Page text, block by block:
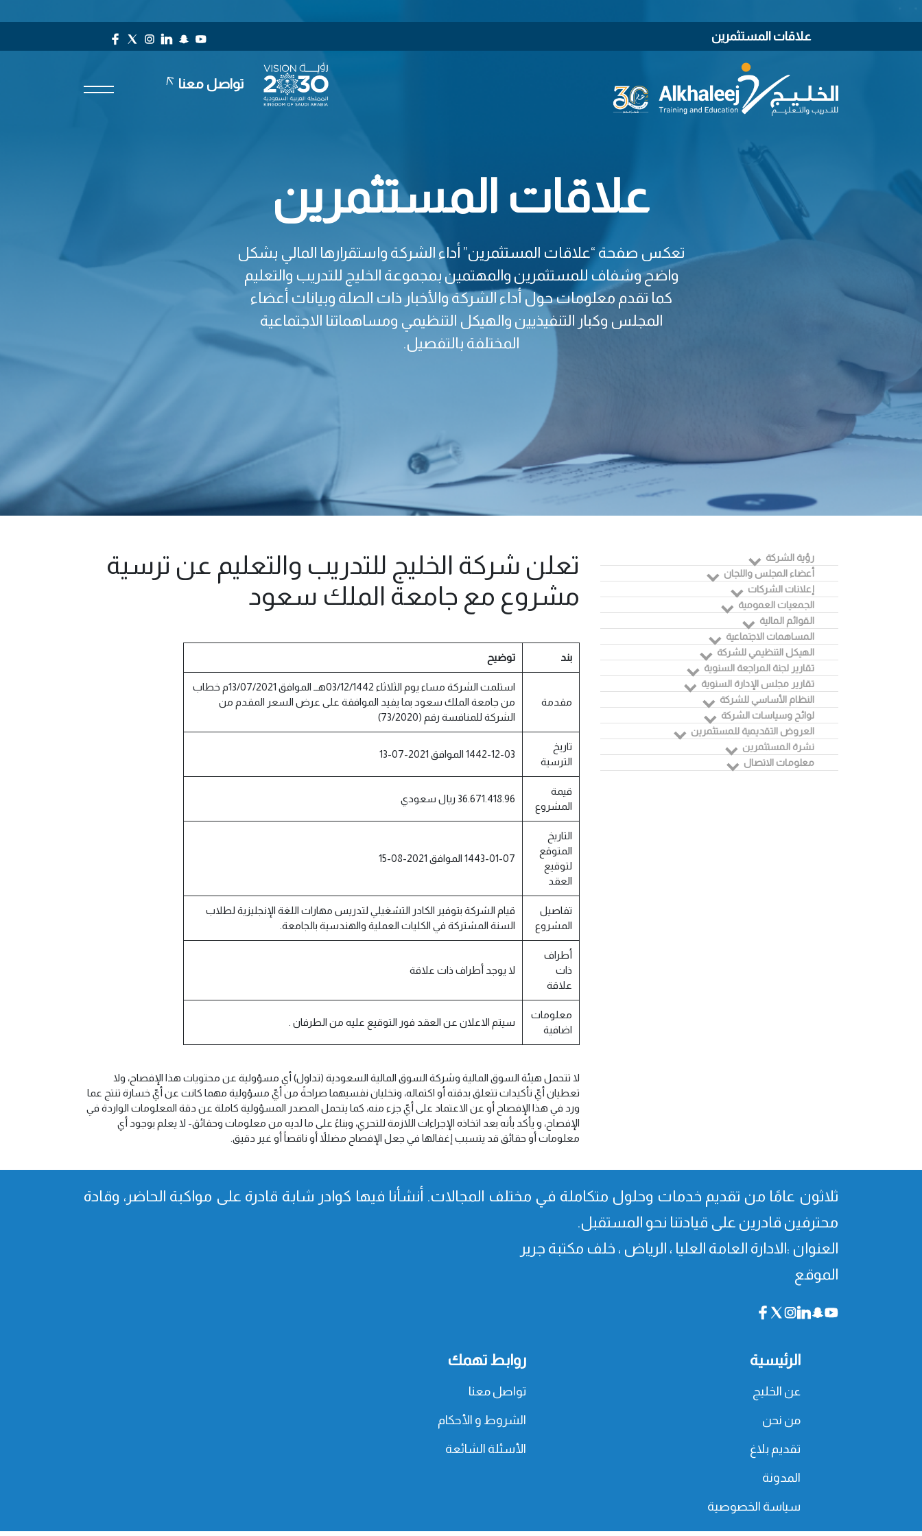
علاقات المستثمرين
تواصل معنا
علاقات المستثمرين
تعكس صفحة “علاقات المستثمرين” أداء الشركة واستقرارها المالي بشكل
واضح وشفاف للمستثمرين والمهتمين بمجموعة الخليج للتدريب والتعليم
كما تقدم معلومات حول أداء الشركة والأخبار ذات الصلة وبيانات أعضاء
المجلس وكبار التنفيذيين والهيكل التنظيمي ومساهماتنا الاجتماعية
المختلفة بالتفصيل.
تعلن شركة الخليج للتدريب والتعليم عن ترسية
مشروع مع جامعة الملك سعود
بند توضيح
مقدمة
استلمت الشركة مساء يوم الثلاثاء 03/12/1442هــ الموافق 13/07/2021م خطاب
من جامعة الملك سعود بما يفيد الموافقة على عرض السعر المقدم من
الشركة للمنافسة رقم (73/2020)
تاريخ
الترسية
1442-12-03 الموافق 2021-07-13
قيمة
المشروع
36.671.418.96 ريال سعودي
التاريخ
المتوقع
لتوقيع
العقد
1443-01-07 الموافق 2021-08-15
تفاصيل
المشروع
قيام الشركة بتوفير الكادر التشغيلي لتدريس مهارات اللغة الإنجليزية لطلاب
السنة المشتركة في الكليات العملية والهندسية بالجامعة.
أطراف
ذات
علاقة
لا يوجد أطراف ذات علاقة
معلومات
اضافية
سيتم الاعلان عن العقد فور التوقيع عليه من الطرفان .
لا تتحمل هيئة السوق المالية وشركة السوق المالية السعودية (تداول) أي مسؤولية عن محتويات هذا الإفصاح، ولا
تعطيان أيّ تأكيدات تتعلق بدقته أو اكتماله، وتخليان نفسيهما صراحةً من أيّ مسؤولية مهما كانت عن أيّ خسارة تنتج عما
ورد في هذا الإفصاح أو عن الاعتماد على أيّ جزء منه، كما يتحمل المصدر المسؤولية كاملة عن دقة المعلومات الواردة في
الإفصاح، و يأكد بأنه بعد اتخاذه الإجراءات اللازمة للتحري، وبناءً على ما لديه من معلومات وحقائق- لا يعلم بوجود أي
معلومات أو حقائق قد يتسبب إغفالها في جعل الإفصاح مضللاً أو ناقصاً أو غير دقيق.
رؤية الشركة
أعضاء المجلس واللجان
إعلانات الشركات
الجمعيات العمومية
القوائم المالية
المساهمات الاجتماعية
الهيكل التنظيمي للشركة
تقارير لجنة المراجعة السنوية
تقارير مجلس الإدارة السنوية
النظام الأساسي للشركة
لوائح وسياسات الشركة
العروض التقديمية للمستثمرين
نشرة المستثمرين
معلومات الاتصال
ثلاثون عامًا من تقدیم خدمات وحلول متكاملة في مختلف المجالات. أنشأنا فیھا كوادر شابة قادرة على مواكبة الحاضر، وقادة
محترفین قادرین على قیادتنا نحو المستقبل.
العنوان :الادارة العامة العليا ، الرياض ، خلف مكتبة جرير
الموقع
الرئيسية
عن الخليج
من نحن
تقديم بلاغ
المدونة
سياسة الخصوصية
روابط تهمك
تواصل معنا
الشروط و الأحكام
الأسئلة الشائعة